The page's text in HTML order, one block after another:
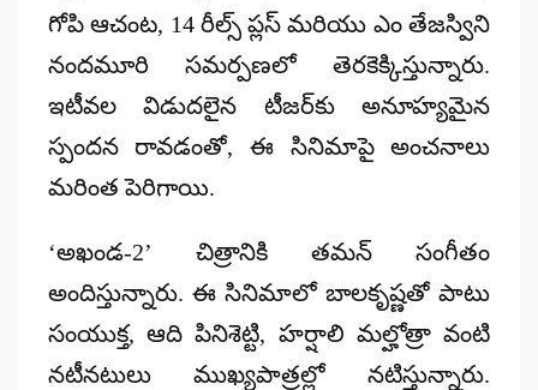
గోపి ఆచంట, 14 రీల్స్ ప్లస్ మరియు ఎం తేజస్విని
నందమూరి సమర్పణలో తెరకెక్కిస్తున్నారు.
ఇటీవల విడుదలైన టీజర్‌కు అనూహ్యమైన
స్పందన రావడంతో, ఈ సినిమాపై అంచనాలు
మరింత పెరిగాయి.
‘అఖండ-2’ చిత్రానికి తమన్ సంగీతం
అందిస్తున్నారు. ఈ సినిమాలో బాలకృష్ణతో పాటు
సంయుక్త, ఆది పినిశెట్టి, హర్షాలి మల్హోత్రా వంటి
నటీనటులు ముఖ్యపాత్రల్లో నటిస్తున్నారు.